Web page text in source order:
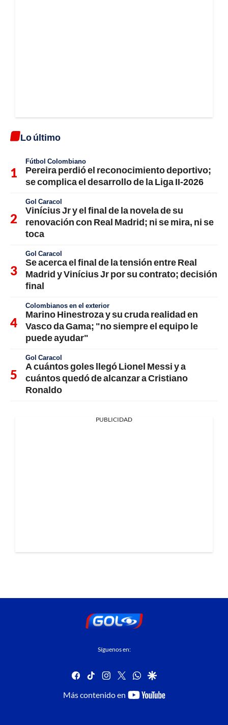
Lo último
Fútbol Colombiano
Pereira perdió el reconocimiento deportivo;
se complica el desarrollo de la Liga II-2026
Gol Caracol
Vinícius Jr y el final de la novela de su
renovación con Real Madrid; ni se mira, ni se
toca
Gol Caracol
Se acerca el final de la tensión entre Real
Madrid y Vinícius Jr por su contrato; decisión
final
Colombianos en el exterior
Marino Hinestroza y su cruda realidad en
Vasco da Gama; "no siempre el equipo le
puede ayudar"
Gol Caracol
A cuántos goles llegó Lionel Messi y a
cuántos quedó de alcanzar a Cristiano
Ronaldo
PUBLICIDAD
Síguenos en:
facebook
tiktok instagram
twitterwhatsapp
google
Más contenido en
youtube-